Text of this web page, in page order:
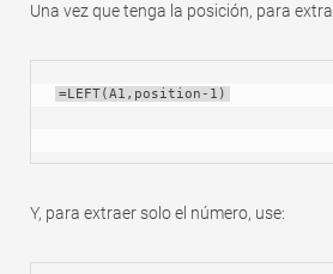
Una vez que tenga la posición, para
=LEFT(A1,position-1)
Y, para extraer solo el número, use: